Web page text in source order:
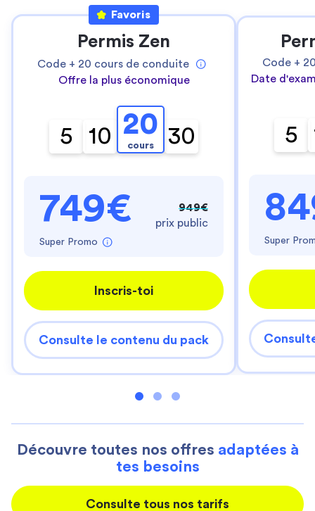
Favoris
Permis Zen
Code + 20 cours de conduite
Offre la plus économique
5 10 20
cours 30
749€
Super Promo
949€
prix public
Inscris-toi
Consulte le contenu du pack
Code +
Date
5
Super
Découvre toutes nos offres adaptées à
tes besoins
Consulte tous nos tarifs